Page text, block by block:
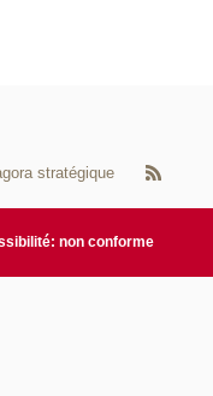
stratégique
non conforme